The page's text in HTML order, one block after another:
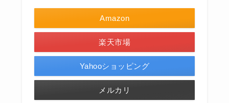
Amazon
楽天市場
Yahooショッピング
メルカリ